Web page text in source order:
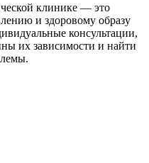
клинике — это
и здоровому образу
консультации,
их зависимости и найти